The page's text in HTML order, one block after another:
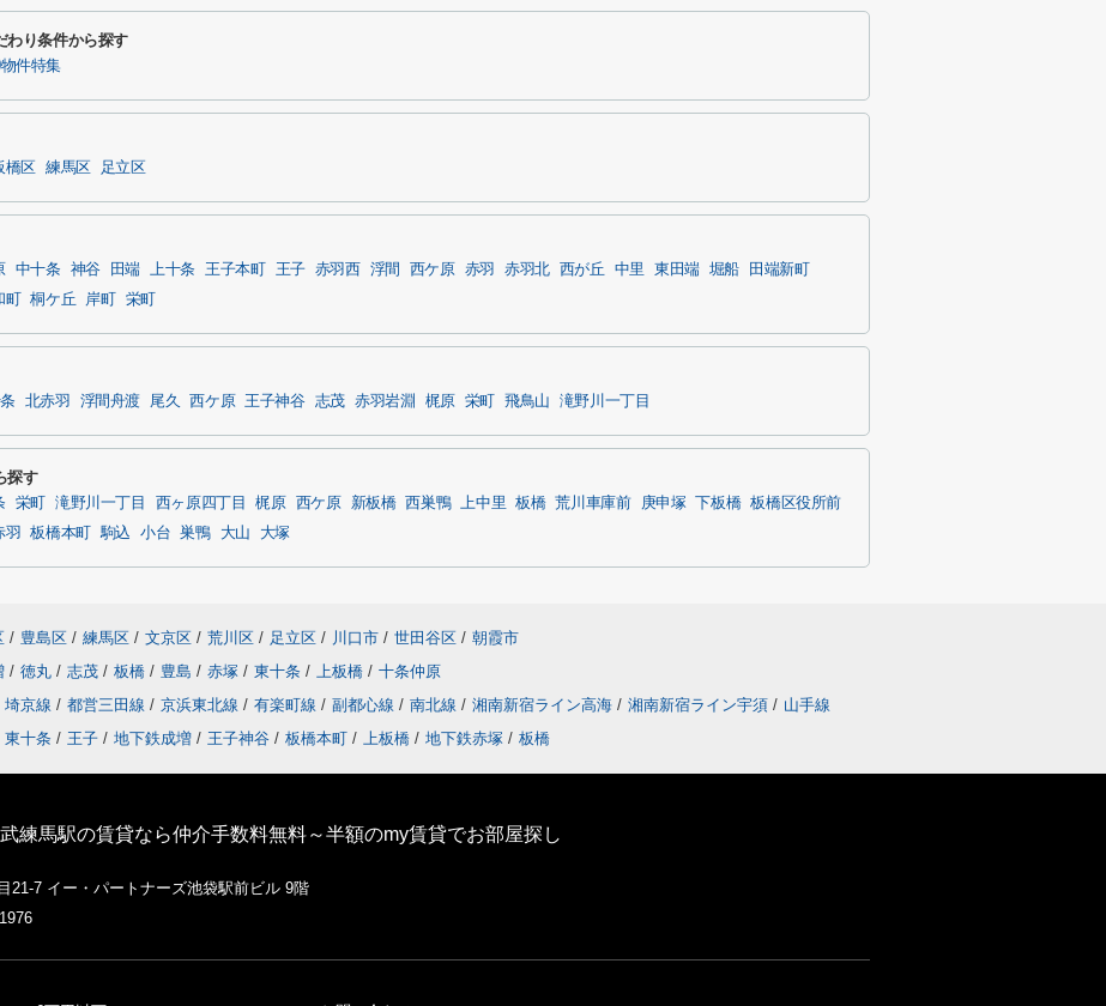
り条件から探す
件特集
橋区 練馬区 足立区
中十条 神谷 田端 上十条 王子本町 王子 赤羽西 浮間 西ケ原 赤羽 赤羽北 西が丘 中里 東田端 堀船
田端新町
桐ケ丘 岸町 栄町
北赤羽 浮間舟渡 尾久 西ケ原 王子神谷 志茂 赤羽岩淵 梶原 栄町 飛鳥山 滝野川一丁目
探す
栄町 滝野川一丁目 西ヶ原四丁目 梶原 西ケ原 新板橋 西巣鴨 上中里 板橋 荒川車庫前 庚申塚 下板橋 板橋区役所前
羽 板橋本町 駒込 小台 巣鴨 大山 大塚
/ 豊島区 / 練馬区 / 文京区 / 荒川区 / 足立区 / 川口市 / 世田谷区 / 朝霞市
/ 徳丸 / 志茂 / 板橋 / 豊島 / 赤塚 / 東十条 / 上板橋 / 十条仲原
埼京線 / 都営三田線 / 京浜東北線 / 有楽町線 / 副都心線 / 南北線 / 湘南新宿ライン高海 / 湘南新宿ライン宇須 / 山手線
東十条 / 王子 / 地下鉄成増 / 王子神谷 / 板橋本町 / 上板橋 / 地下鉄赤塚 / 板橋
練馬駅の賃貸なら仲介手数料無料～半額のmy賃貸でお部屋探し
7 イー・パートナーズ池袋駅前ビル 9階